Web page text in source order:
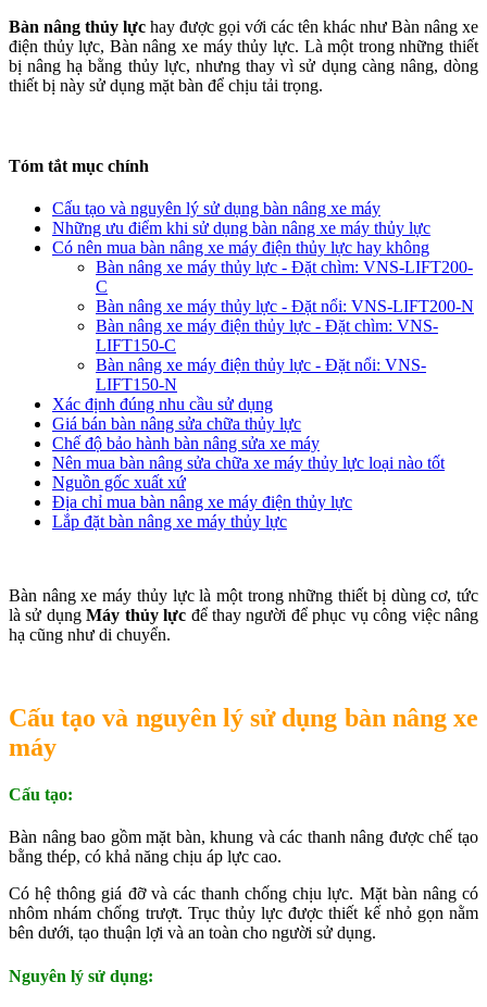
Bàn nâng thủy lực hay được gọi với các tên khác như Bàn nâng xe
điện thủy lực, Bàn nâng xe máy thủy lực. Là một trong những thiết
bị nâng hạ bằng thủy lực, nhưng thay vì sử dụng càng nâng, dòng
thiết bị này sử dụng mặt bàn để chịu tải trọng.
Tóm tắt mục chính
Cấu tạo và nguyên lý sử dụng bàn nâng xe máy
Những ưu điểm khi sử dụng bàn nâng xe máy thủy lực
Có nên mua bàn nâng xe máy điện thủy lực hay không
Bàn nâng xe máy thủy lực - Đặt chìm: VNS-LIFT200-
C
Bàn nâng xe máy thủy lực - Đặt nổi: VNS-LIFT200-N
Bàn nâng xe máy điện thủy lực - Đặt chìm: VNS-
LIFT150-C
Bàn nâng xe máy điện thủy lực - Đặt nổi: VNS-
LIFT150-N
Xác định đúng nhu cầu sử dụng
Giá bán bàn nâng sửa chữa thủy lực
Chế độ bảo hành bàn nâng sửa xe máy
Nên mua bàn nâng sửa chữa xe máy thủy lực loại nào tốt
Nguồn gốc xuất xứ
Địa chỉ mua bàn nâng xe máy điện thủy lực
Lắp đặt bàn nâng xe máy thủy lực
Bàn nâng xe máy thủy lực là một trong những thiết bị dùng cơ, tức
là sử dụngMáy thủy lực để thay người để phục vụ công việc nâng
hạ cũng như di chuyển.
Cấu tạo và nguyên lý sử dụng bàn nâng xe
máy
Cấu tạo:
Bàn nâng bao gồm mặt bàn, khung và các thanh nâng được chế tạo
bằng thép, có khả năng chịu áp lực cao.
Có hệ thông giá đỡ và các thanh chống chịu lực. Mặt bàn nâng có
nhôm nhám chống trượt. Trục thủy lực được thiết kế nhỏ gọn nằm
bên dưới, tạo thuận lợi và an toàn cho người sử dụng.
Nguyên lý sử dụng: